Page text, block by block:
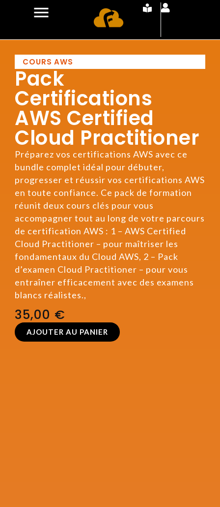
COURS AWS
Pack
Certifications
AWS Certified
Cloud Practitioner
Préparez vos certifications AWS avec ce
bundle complet idéal pour débuter,
progresser et réussir vos certifications AWS
en toute confiance. Ce pack de formation
réunit deux cours clés pour vous
accompagner tout au long de votre parcours
de certification AWS : 1 – AWS Certified
Cloud Practitioner – pour maîtriser les
fondamentaux du Cloud AWS, 2 – Pack
d’examen Cloud Practitioner – pour vous
entraîner efficacement avec des examens
blancs réalistes.,
35,00 €
AJOUTER AU PANIER